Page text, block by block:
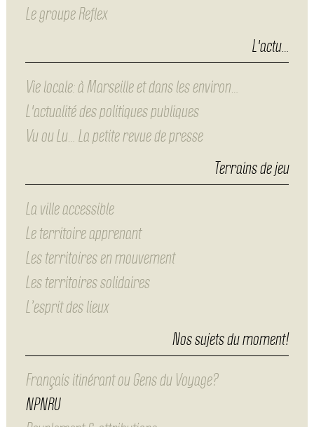
Le groupe Reflex
L'actu…
Vie locale: à Marseille et dans les environ…
L'actualité des politiques publiques
Vu ou Lu… La petite revue de presse
Terrains de jeu
La ville accessible
Le territoire apprenant
Les territoires en mouvement
Les territoires solidaires
L’esprit des lieux
Nos sujets du moment!
Français itinérant ou Gens du Voyage?
NPNRU